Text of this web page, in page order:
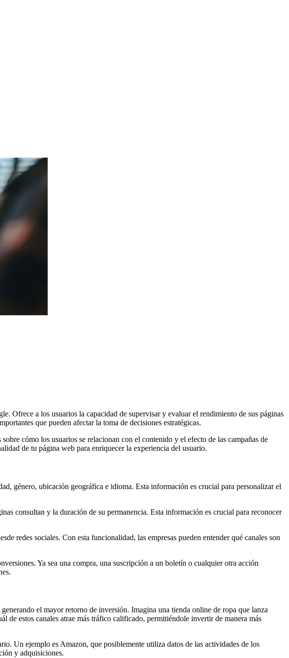
Ofrece a los usuarios la capacidad de supervisar y evaluar el rendimiento de sus páginas
que pueden afectar la toma de decisiones estratégicas.
cómo los usuarios se relacionan con el contenido y el efecto de las campañas de
de tu página web para enriquecer la experiencia del usuario.
género, ubicación geográfica e idioma. Esta información es crucial para personalizar el
consultan y la duración de su permanencia. Esta información es crucial para reconocer
redes sociales. Con esta funcionalidad, las empresas pueden entender qué canales son
Ya sea una compra, una suscripción a un boletín o cualquier otra acción
el mayor retorno de inversión. Imagina una tienda online de ropa que lanza
estos canales atrae más tráfico calificado, permitiéndole invertir de manera más
Un ejemplo es Amazon, que posiblemente utiliza datos de las actividades de los
y adquisiciones.